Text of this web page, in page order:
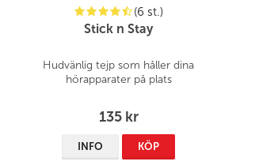
(6 st.)
Stick n Stay
Hudvänlig tejp som håller dina
hörapparater på plats
135 kr
INFO KÖP